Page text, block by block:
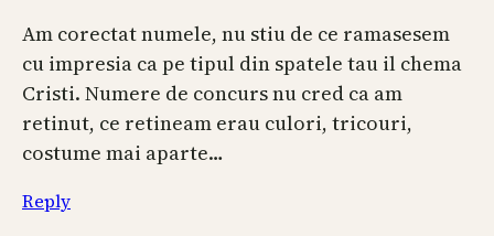
Am corectat numele, nu stiu de ce ramasesem
cu impresia ca pe tipul din spatele tau il chema
Cristi. Numere de concurs nu cred ca am
retinut, ce retineam erau culori, tricouri,
costume mai aparte…
Reply